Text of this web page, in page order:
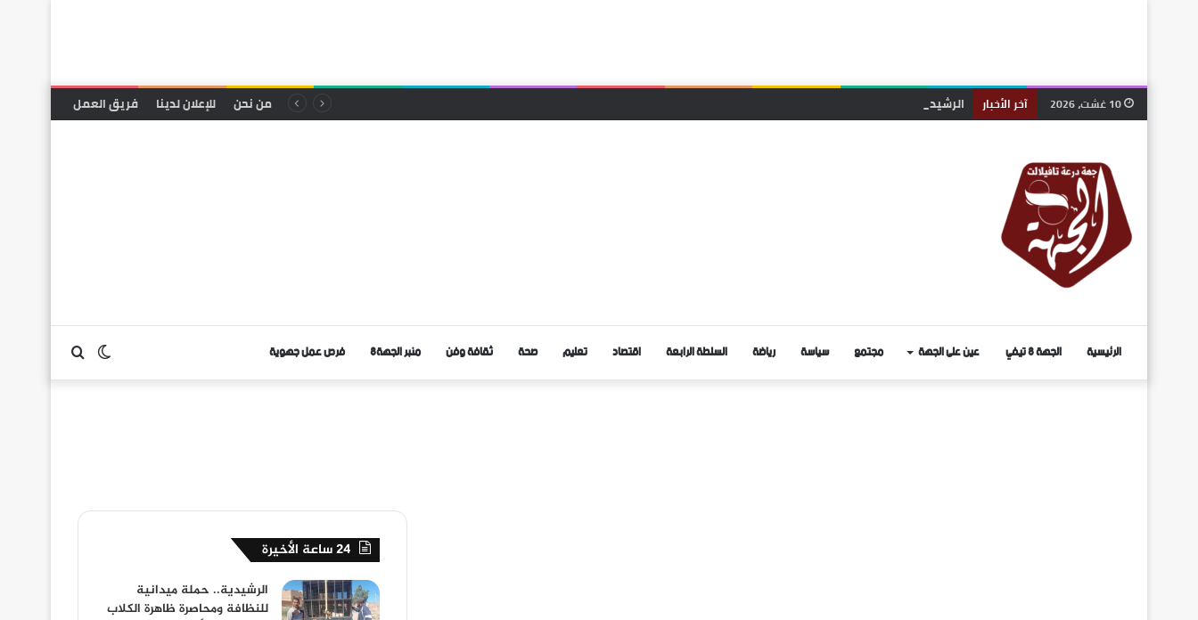
آخر الأخبار الرشيدية: وفاة شاب عشريني إثر انهيار سقف منزل بجماعة غريس السفلى من نحن للإعلان لدينا فريق العمل
الرئيسية الجهة 8 تيفي عين على الجهة مجتمع سياسة رياضة السلطة الرابعة اقتصاد تعليم صحة ثقافة وفن منبر الجهة8 فرص عمل جهوية
24 ساعة الأخيرة
الرشيدية.. حملة ميدانية
للنظافة ومحاصرة ظاهرة الكلاب